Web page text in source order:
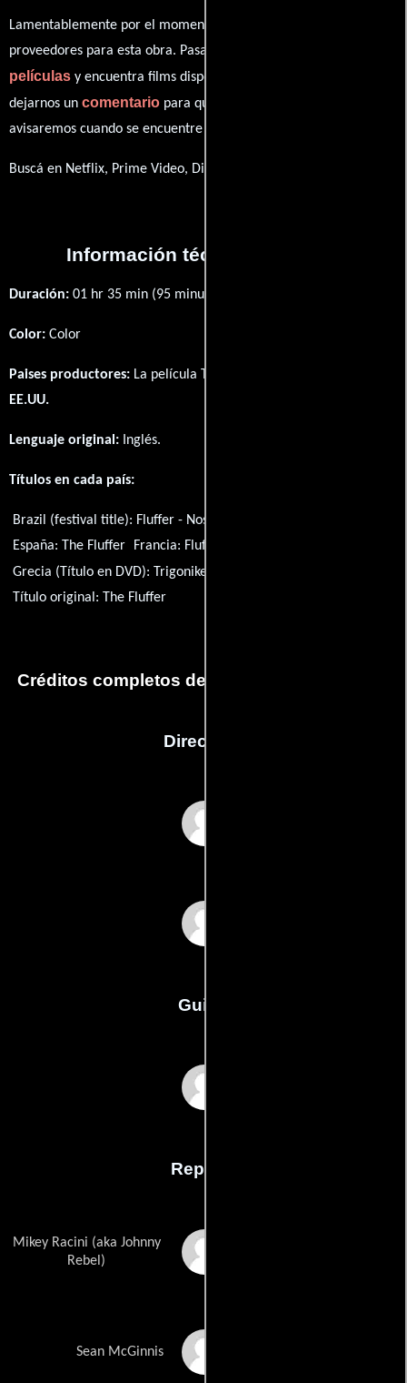
Lamentablemente por el momento no contamos con enlaces a
proveedores para esta obra. Pasa por nuestro catálogo de
películas y encuentra films disponibles. También puedes
dejarnos un comentario para que le demos prioridad y te
avisaremos cuando se encuentre disponible
Buscá en Netflix, Prime Video, Disney+
Información técnica y general
Duración: 01 hr 35 min (95 minutos) .
Color: Color
Paises productores: La película The Fluffer fué producida en
EE.UU.
Lenguaje original: Inglés.
Títulos en cada país:
Brazil (festival title): Fluffer - Nos Bastidores do Desejo
España: The Fluffer Francia: Fluffer
Grecia (Título en DVD): Trigonikes sheseis
Título original: The Fluffer
Créditos completos de la película The Fluffer
Dirección
Guión
Reparto
Mikey Racini (aka Johnny
Rebel)
Sean McGinnis